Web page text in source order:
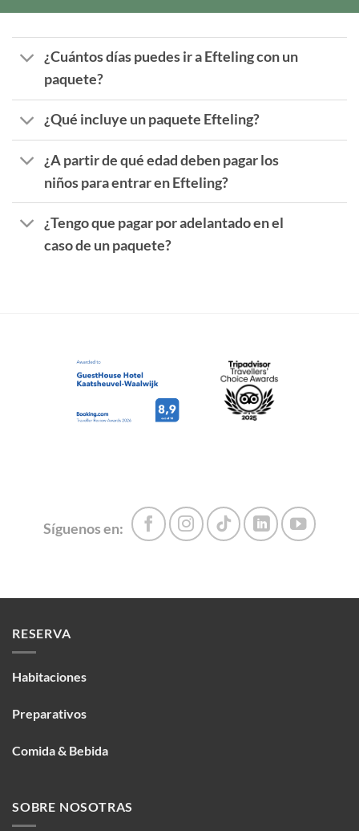
¿Cuántos días puedes ir a Efteling con un
paquete?
¿Qué incluye un paquete Efteling?
¿A partir de qué edad deben pagar los
niños para entrar en Efteling?
¿Tengo que pagar por adelantado en el
caso de un paquete?
Síguenos en:
RESERVA
Habitaciones
Preparativos
Comida & Bebida
SOBRE NOSOTRAS